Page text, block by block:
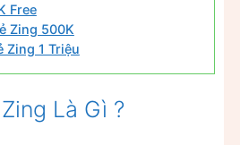
Free
Zing 500K
Zing 1 Triệu
Là Gì ?